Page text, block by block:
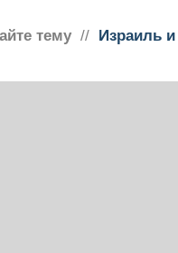
тему // Израиль